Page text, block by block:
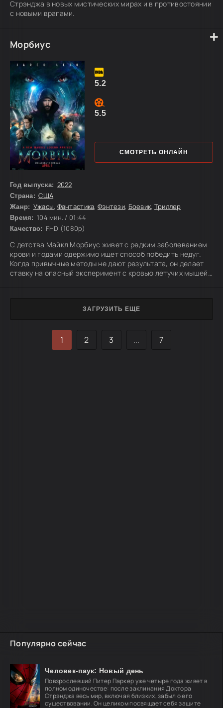
Популярно сейчас
Человек-паук: Новый день
Повзрослевший Питер Паркер уже четыре года живет в
полном одиночестве: после заклинания Доктора
Стрэнджа весь мир, включая близких, забыл о его
существовании. Он целиком посвящает себя защите
Стрэнджа в новых мистических мирах и в противостоянии
с новыми врагами.
Морбиус
Год выпуска: 2022
Страна: США
Жанр: Ужасы, Фантастика,Фэнтези, Боевик, Триллер
Время: 104 мин. / 01:44
Качество: FHD (1080p)
С детства Майкл Морбиус живет с редким заболеванием
крови и годами одержимо ищет способ победить недуг.
Когда привычные методы не дают результата, он делает
ставку на опасный эксперимент с кровью летучих мышей,
меняет его природу и превращает в жаждущего крови
СМОТРЕТЬ ОНЛАЙН
5.2
5.5
ЗАГРУЗИТЬ ЕЩЕ
1 2 3 ... 7